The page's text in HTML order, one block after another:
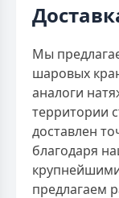
Мы
шаровых
аналоги
территории
доставлен
благодаря
предлагаем